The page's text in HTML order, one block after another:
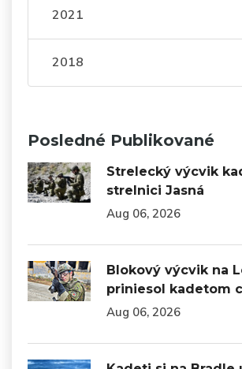
2021
2018
Posledné Publikované
Strelecký výcvik
strelnici Jasná
Aug 06, 2026
Blokový výcvik na
priniesol kadetom
Aug 06, 2026